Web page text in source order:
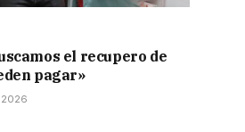
el recupero de
pagar»